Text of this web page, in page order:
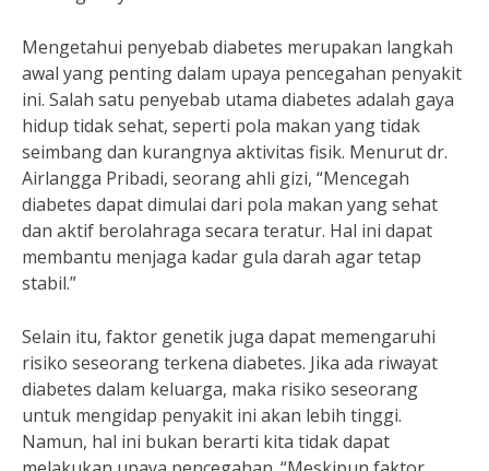
Mengetahui penyebab diabetes merupakan langkah
awal yang penting dalam upaya pencegahan penyakit
ini. Salah satu penyebab utama diabetes adalah gaya
hidup tidak sehat, seperti pola makan yang tidak
seimbang dan kurangnya aktivitas fisik. Menurut dr.
Airlangga Pribadi, seorang ahli gizi, “Mencegah
diabetes dapat dimulai dari pola makan yang sehat
dan aktif berolahraga secara teratur. Hal ini dapat
membantu menjaga kadar gula darah agar tetap
stabil.”
Selain itu, faktor genetik juga dapat memengaruhi
risiko seseorang terkena diabetes. Jika ada riwayat
diabetes dalam keluarga, maka risiko seseorang
untuk mengidap penyakit ini akan lebih tinggi.
Namun, hal ini bukan berarti kita tidak dapat